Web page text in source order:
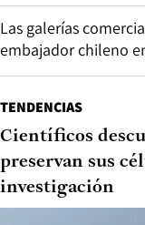
Las galerías
embajador chileno
TENDENCIAS
Científicos
preservan sus
investigación